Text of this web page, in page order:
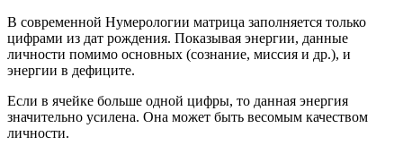
В современной Нумерологии матрица заполняется только
цифрами из дат рождения. Показывая энергии, данные
личности помимо основных (сознание, миссия и др.), и
энергии в дефиците.
Если в ячейке больше одной цифры, то данная энергия
значительно усилена. Она может быть весомым качеством
личности.